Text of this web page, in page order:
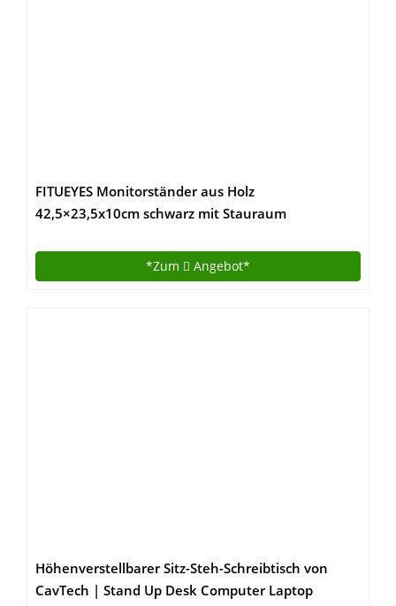
FITUEYES Monitorständer aus Holz
42,5×23,5x10cm schwarz mit Stauraum
*Zum Angebot*
Höhenverstellbarer Sitz-Steh-Schreibtisch von
CavTech | Stand Up Desk Computer Laptop